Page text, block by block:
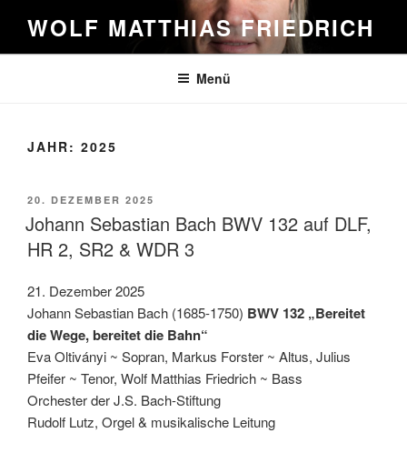
Inhalt
springen
WOLF MATTHIAS FRIEDRICH
Menü
JAHR: 2025
VERÖFFENTLICHT
AM
20. DEZEMBER 2025
Johann Sebastian Bach BWV 132 auf DLF,
HR 2, SR2 & WDR 3
21. Dezember 2025
Johann Sebastian Bach (1685-1750) BWV 132 „Bereitet
die Wege, bereitet die Bahn“
Eva Oltiványi ~ Sopran, Markus Forster ~ Altus, Julius
Pfeifer ~ Tenor, Wolf Matthias Friedrich ~ Bass
Orchester der J.S. Bach-Stiftung
Rudolf Lutz, Orgel & musikalische Leitung